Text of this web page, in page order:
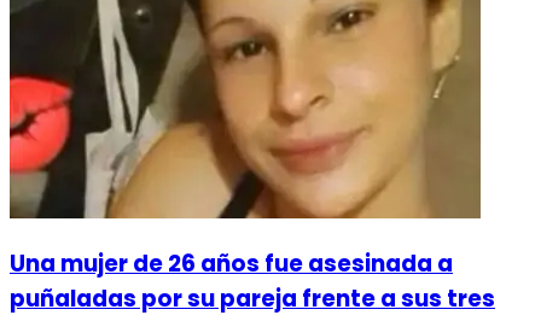
Una mujer de 26 años fue asesinada a
puñaladas por su pareja frente a sus tres